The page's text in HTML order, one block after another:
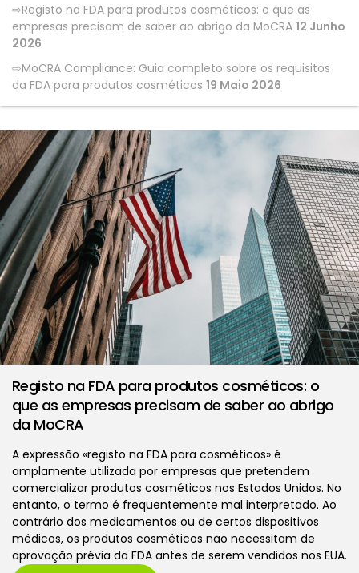
Registo na FDA para produtos cosméticos: o
que as empresas precisam de saber ao abrigo
da MoCRA
A expressão «registo na FDA para cosméticos» é
amplamente utilizada por empresas que pretendem
comercializar produtos cosméticos nos Estados Unidos. No
entanto, o termo é frequentemente mal interpretado. Ao
contrário dos medicamentos ou de certos dispositivos
médicos, os produtos cosméticos não necessitam de
aprovação prévia da FDA antes de serem vendidos nos EUA.
Registo na FDA para produtos cosméticos: o que as
empresas precisam de saber ao abrigo da MoCRA 12 Junho
2026
MoCRA Compliance: Guia completo sobre os requisitos
da FDA para produtos cosméticos 19 Maio 2026